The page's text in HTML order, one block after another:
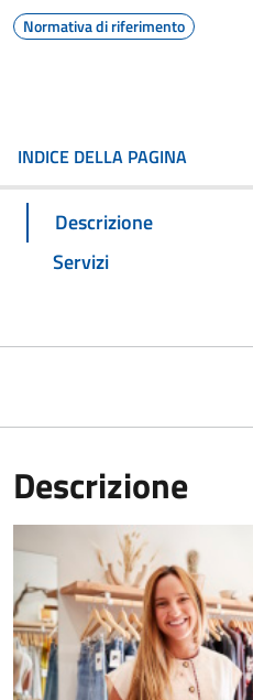
Normativa di riferimento
INDICE DELLA PAGINA
Descrizione
Servizi
Descrizione